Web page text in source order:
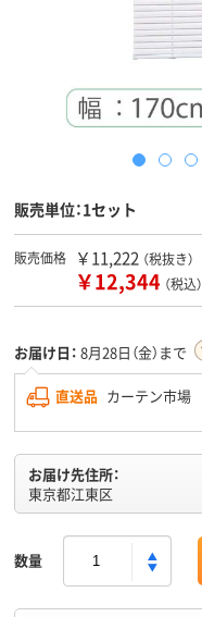
販売単位：1セット
販売価格 ￥11,222 （税抜き）
￥12,344 （税込）
お届け日： 8月28日（金）まで
直送品 カーテン市場
お届け先住所：
東京都江東区
数量